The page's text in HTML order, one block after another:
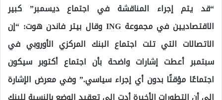
“قد يتم إجراء المناقشة في اجتماع ديسمبر” كبير
الاقتصاديين في مجموعة ING وقال بيتر فاندن هوت: “إن
الاتصالات التي تلت اجتماع البنك المركزي الأوروبي في
سبتمبر أعطت إشارات واضحة بأن اجتماع أكتوبر سيكون
اجتماعًا مؤقتًا بدون أي إجراء سياسي.” وفي معرض الإشارة